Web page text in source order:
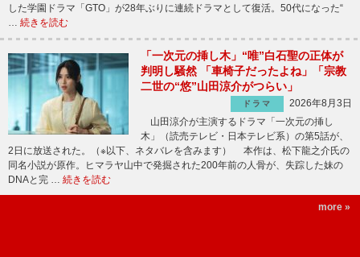
した学園ドラマ「GTO」が28年ぶりに連続ドラマとして復活。50代になった“
… 続きを読む
「一次元の挿し木」“唯”白石聖の正体が
判明し騒然 「車椅子だったよね」「宗教
二世の“悠”山田涼介がつらい」
ドラマ
2026年8月3日
山田涼介が主演するドラマ「一次元の挿し
木」（読売テレビ・日本テレビ系）の第5話が、
2日に放送された。（※以下、ネタバレを含みます） 本作は、松下龍之介氏の
同名小説が原作。ヒマラヤ山中で発掘された200年前の人骨が、失踪した妹の
DNAと完 … 続きを読む
more »